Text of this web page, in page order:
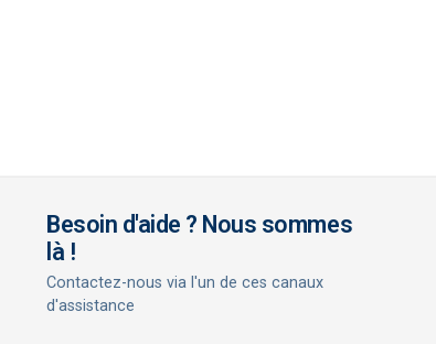
Besoin d'aide ? Nous sommes
là !
Contactez-nous via l'un de ces canaux
d'assistance